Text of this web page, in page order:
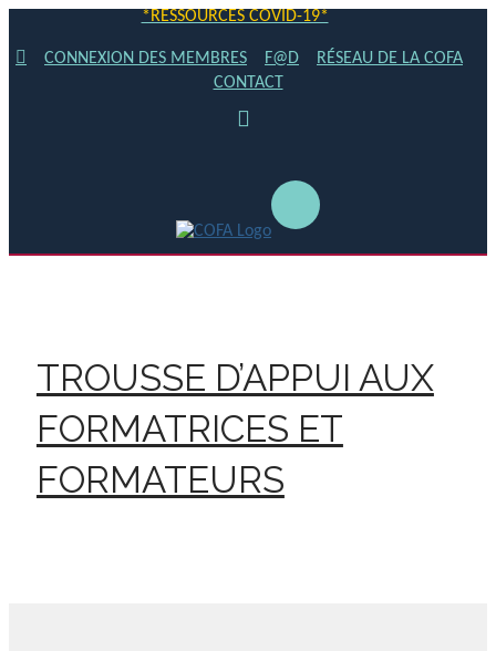
*RESSOURCES COVID-19*
CONNEXION DES MEMBRES F@D
RÉSEAU DE LA COFA
CONTACT
TROUSSE D’APPUI AUX
FORMATRICES ET
FORMATEURS